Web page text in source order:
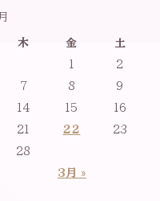
木 金 土
3月 »
1
2
7 8
9
14 15
16
21 22
23
28